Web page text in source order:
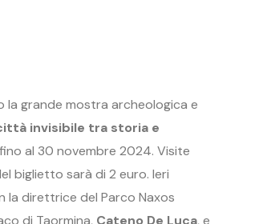
la grande mostra archeologica e
invisibile tra storia e
al 30 novembre 2024. Visite
biglietto sarà di 2 euro. Ieri
la direttrice del Parco Naxos
di Taormina, Cateno De Luca, e